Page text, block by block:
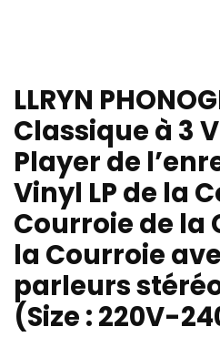
LLRYN
Classique à 3
Player de
Vinyl LP de la
Courroie de la
la Courroie
parleurs
(Size : 220V-